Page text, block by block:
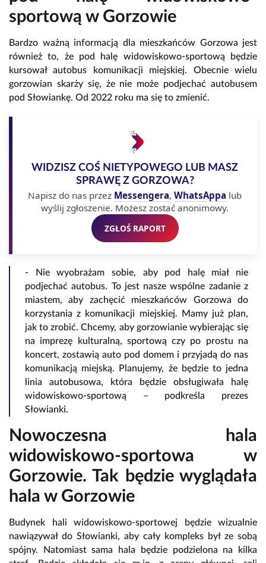
sportową w Gorzowie
Bardzo ważną informacją dla mieszkańców Gorzowa jest
również to, że pod halę widowiskowo-sportową będzie
kursował autobus komunikacji miejskiej. Obecnie wielu
gorzowian skarży się, że nie może podjechać autobusem
pod Słowiankę. Od 2022 roku ma się to zmienić.
WIDZISZ COŚ NIETYPOWEGO LUB MASZ
SPRAWĘ Z GORZOWA?
Napisz do nas przez Messengera, WhatsAppa lub
wyślij zgłoszenie. Możesz zostać anonimowy.
ZGŁOŚ RAPORT
- Nie wyobrażam sobie, aby pod halę miał nie
podjechać autobus. To jest nasze wspólne zadanie z
miastem, aby zachęcić mieszkańców Gorzowa do
korzystania z komunikacji miejskiej. Mamy już plan,
jak to zrobić. Chcemy, aby gorzowianie wybierając się
na imprezę kulturalną, sportową czy po prostu na
koncert, zostawią auto pod domem i przyjadą do nas
komunikacją miejską. Planujemy, że będzie to jedna
linia autobusowa, która będzie obsługiwała halę
widowiskowo-sportową – podkreśla prezes
Słowianki.
Nowoczesna hala
widowiskowo-sportowa w
Gorzowie. Tak będzie wyglądała
hala w Gorzowie
Budynek hali widowiskowo-sportowej będzie wizualnie
nawiązywał do Słowianki, aby cały kompleks był ze sobą
spójny. Natomiast sama hala będzie podzielona na kilka